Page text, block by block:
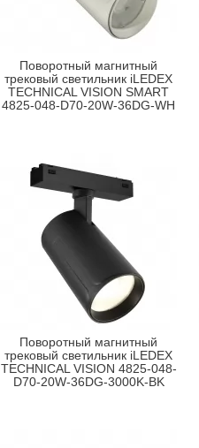
Поворотный магнитный
трековый светильник iLEDEX
TECHNICAL VISION SMART
4825-048-D70-20W-36DG-WH
Поворотный магнитный
трековый светильник iLEDEX
TECHNICAL VISION 4825-048-
D70-20W-36DG-3000K-BK